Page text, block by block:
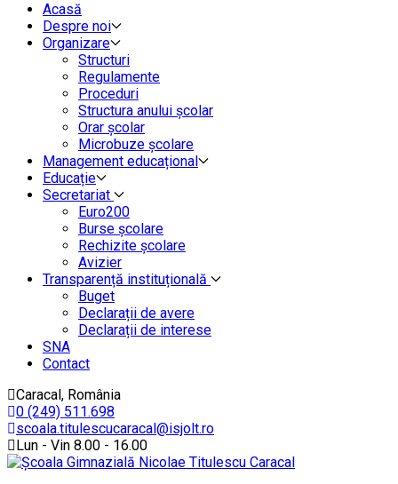
Acasă
Despre noi
Organizare
Structuri
Regulamente
Proceduri
Structura anului școlar
Orar școlar
Microbuze școlare
Management educațional
Educație
Secretariat
Euro200
Burse școlare
Rechizite școlare
Avizier
Transparență instituțională
Buget
Declarații de avere
Declarații de interese
SNA
Contact
Caracal, România
0 (249) 511.698
scoala.titulescucaracal@isjolt.ro
Lun - Vin 8.00 - 16.00